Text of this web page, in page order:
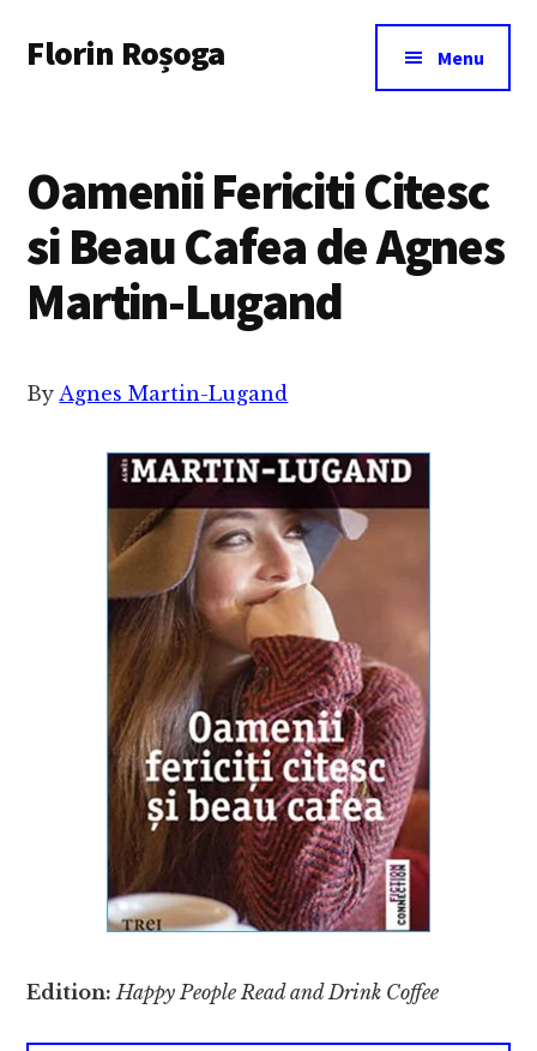
main
menu
Florin Roșoga Menu
Oamenii Fericiti Citesc
si Beau Cafea de Agnes
Martin-Lugand
ByAgnes Martin-Lugand
Edition:Happy People Read and Drink Coffee